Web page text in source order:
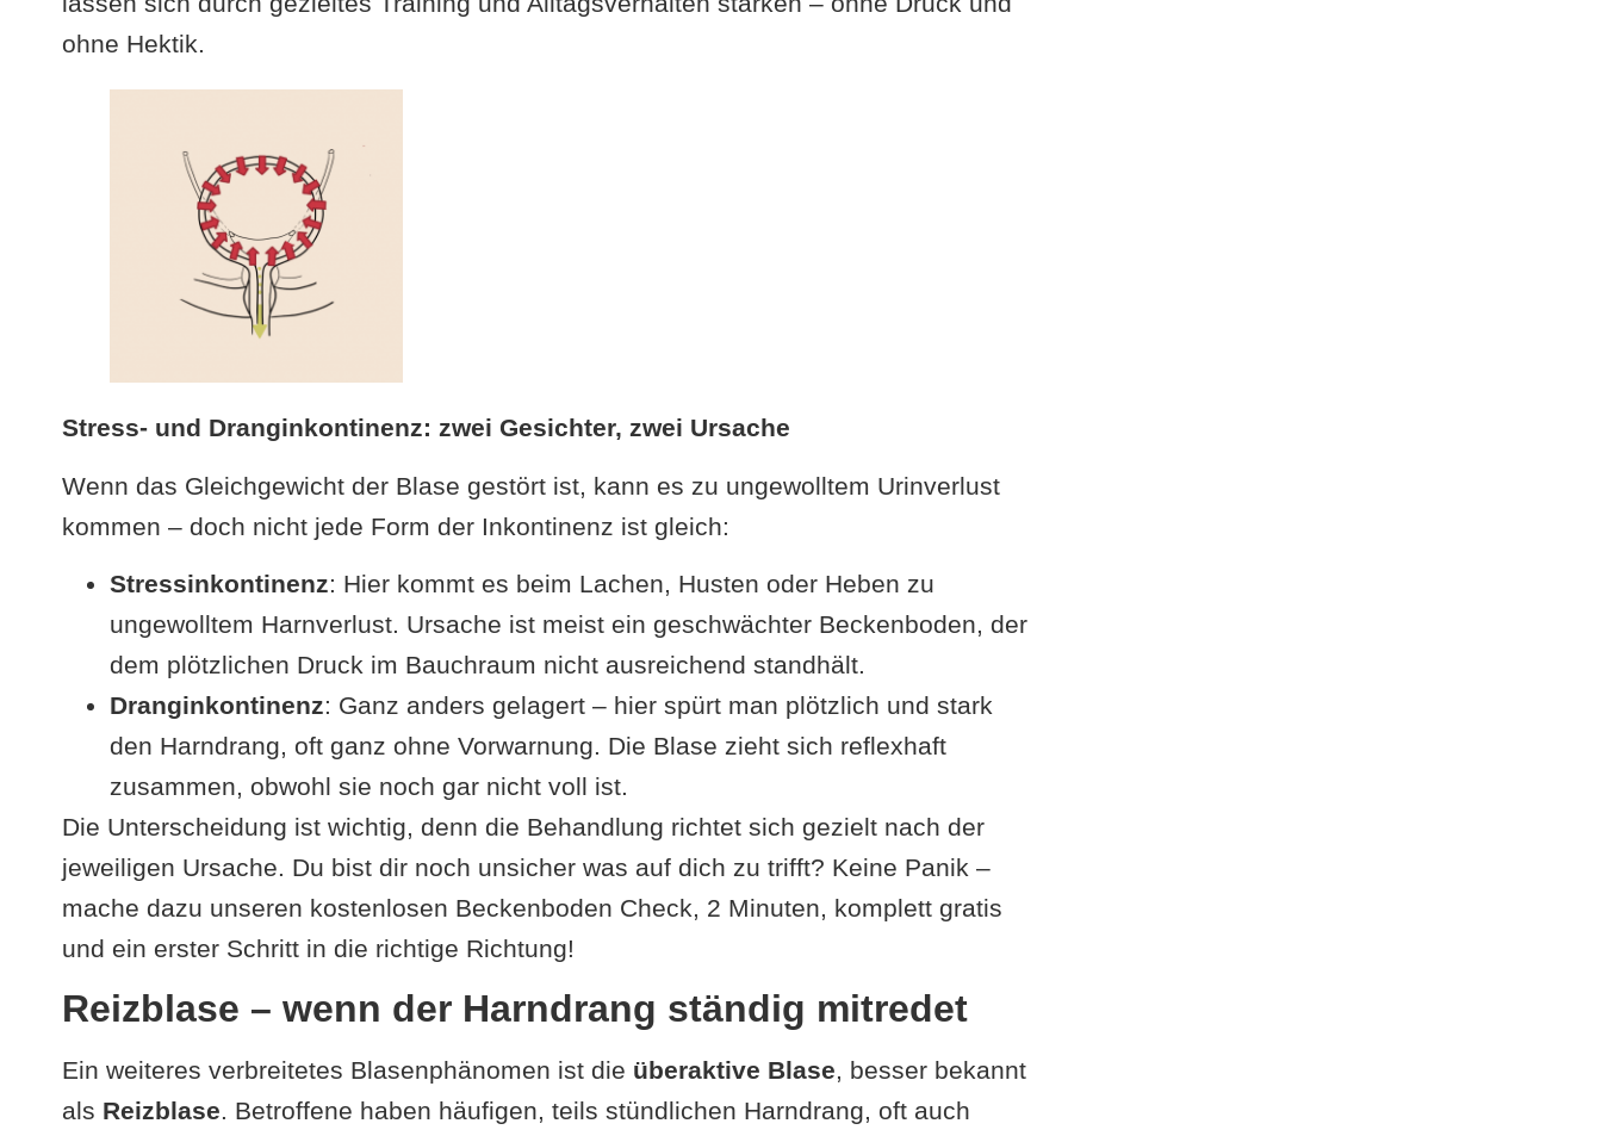
ohne Hektik.
Stress- und Dranginkontinenz: zwei Gesichter, zwei Ursache
Wenn das Gleichgewicht der Blase gestört ist, kann es zu ungewolltem Urinverlust
kommen – doch nicht jede Form der Inkontinenz ist gleich:
Stressinkontinenz: Hier kommt es beim Lachen, Husten oder Heben zu
ungewolltem Harnverlust. Ursache ist meist ein geschwächter Beckenboden, der
dem plötzlichen Druck im Bauchraum nicht ausreichend standhält.
Dranginkontinenz: Ganz anders gelagert – hier spürt man plötzlich und stark
den Harndrang, oft ganz ohne Vorwarnung. Die Blase zieht sich reflexhaft
zusammen, obwohl sie noch gar nicht voll ist.
Die Unterscheidung ist wichtig, denn die Behandlung richtet sich gezielt nach der
jeweiligen Ursache. Du bist dir noch unsicher was auf dich zu trifft? Keine Panik –
mache dazu unseren kostenlosen Beckenboden Check, 2 Minuten, komplett gratis
und ein erster Schritt in die richtige Richtung!
Reizblase – wenn der Harndrang ständig mitredet
Ein weiteres verbreitetes Blasenphänomen ist die überaktive Blase, besser bekannt
als Reizblase. Betroffene haben häufigen, teils stündlichen Harndrang, oft auch